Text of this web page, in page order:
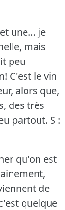
une… je
mais
peu
C'est le vin
alors que,
des très
partout. S :
qu'on est
de
quelque